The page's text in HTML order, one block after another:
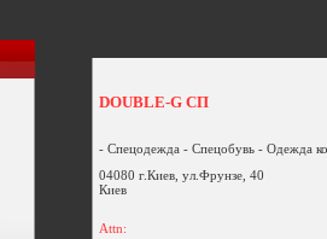
DOUBLE-G СП
- Спецодежда - Спецобувь - Одежда
04080 г.Киев, ул.Фрунзе, 40
Киев
Attn: